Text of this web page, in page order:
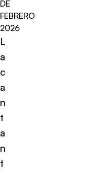
DE
FEBRERO
2026
L
a
c
a
n
t
a
n
t